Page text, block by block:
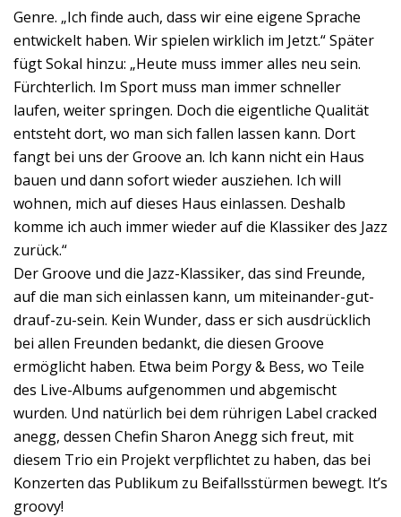
Genre. „Ich finde auch, dass wir eine eigene Sprache
entwickelt haben. Wir spielen wirklich im Jetzt.“ Später
fügt Sokal hinzu: „Heute muss immer alles neu sein.
Fürchterlich. Im Sport muss man immer schneller
laufen, weiter springen. Doch die eigentliche Qualität
entsteht dort, wo man sich fallen lassen kann. Dort
fangt bei uns der Groove an. lch kann nicht ein Haus
bauen und dann sofort wieder ausziehen. Ich will
wohnen, mich auf dieses Haus einlassen. Deshalb
komme ich auch immer wieder auf die Klassiker des Jazz
zurück.“
Der Groove und die Jazz-Klassiker, das sind Freunde,
auf die man sich einlassen kann, um miteinander-gut-
drauf-zu-sein. Kein Wunder, dass er sich ausdrücklich
bei allen Freunden bedankt, die diesen Groove
ermöglicht haben. Etwa beim Porgy & Bess, wo Teile
des Live-Albums aufgenommen und abgemischt
wurden. Und natürlich bei dem rührigen Label cracked
anegg, dessen Chefin Sharon Anegg sich freut, mit
diesem Trio ein Projekt verpflichtet zu haben, das bei
Konzerten das Publikum zu Beifallsstürmen bewegt. It’s
groovy!